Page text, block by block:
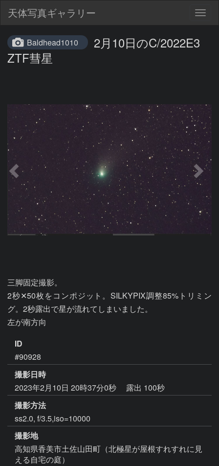
天体写真ギャラリー
Baldhead1010
2月10日のC/2022E3
ZTF彗星
三脚固定撮影。
2秒✕50枚をコンポジット。SILKYPIX調整85%トリミン
グ。2秒露出で星が流れてしまいました。
ID
#90928
撮影日時
2023年2月10日 20時37分0秒
露出 100秒
撮影方法
ss2.0, f/3.5,iso=10000
撮影地
高知県香美市土佐山田町（北極星が屋根すれすれに見
える自宅の庭）